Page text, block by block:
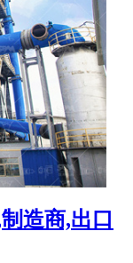
造商,出口